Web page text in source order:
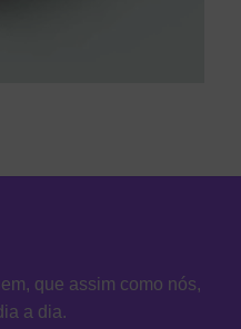
que assim como nós,
a dia.